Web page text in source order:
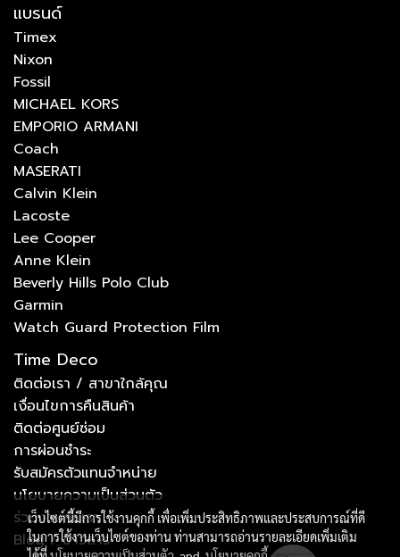
แบรนด์
Timex
Nixon
Fossil
MICHAEL KORS
EMPORIO ARMANI
Coach
MASERATI
Calvin Klein
Lacoste
Lee Cooper
Anne Klein
Beverly Hills Polo Club
Garmin
Watch Guard Protection Film
Time Deco
ติดต่อเรา / สาขาใกล้คุณ
เงื่อนไขการคืนสินค้า
ติดต่อศูนย์ซ่อม
การผ่อนชำระ
รับสมัครตัวแทนจำหน่าย
นโยบายความเป็นส่วนตัว
ร่วมงานกับเรา
Blog / ข่าวสาร
เว็บไซต์นี้มีการใช้งานคุกกี้ เพื่อเพิ่มประสิทธิภาพและประสบการณ์ที่ดี
ในการใช้งานเว็บไซต์ของท่าน ท่านสามารถอ่านรายละเอียดเพิ่มเติม